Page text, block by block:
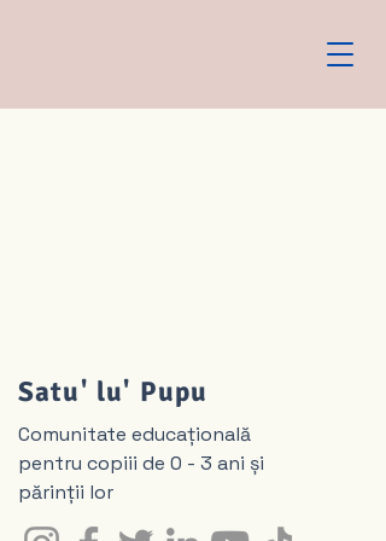
Satu' lu' Pupu
Comunitate educațională
pentru copiii de 0 - 3 ani și
părinții lor